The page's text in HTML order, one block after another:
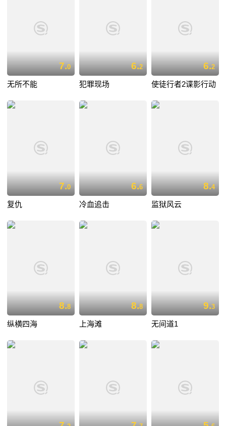
7.0
无所不能
6.2
犯罪现场
6.2
使徒行者2谍影行动
7.0
复仇
6.6
冷血追击
8.4
监狱风云
8.8
纵横四海
8.8
上海滩
9.3
无间道1